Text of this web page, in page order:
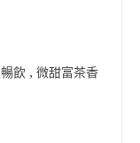
飲 , 微甜富茶香